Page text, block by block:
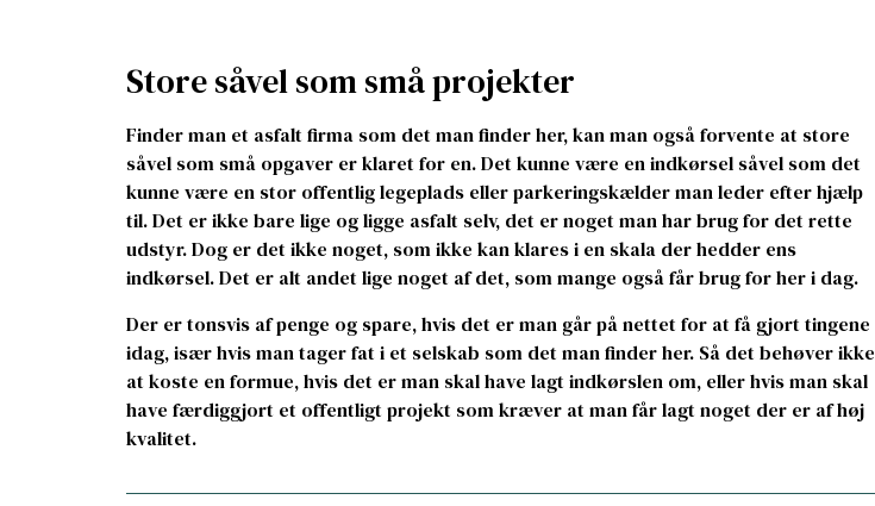
Store såvel som små projekter
Finder man et asfalt firma som det man finder her, kan man også forvente at store
såvel som små opgaver er klaret for en. Det kunne være en indkørsel såvel som det
kunne være en stor offentlig legeplads eller parkeringskælder man leder efter hjælp
til. Det er ikke bare lige og ligge asfalt selv, det er noget man har brug for det rette
udstyr. Dog er det ikke noget, som ikke kan klares i en skala der hedder ens
indkørsel. Det er alt andet lige noget af det, som mange også får brug for her i dag.
Der er tonsvis af penge og spare, hvis det er man går på nettet for at få gjort tingene
idag, især hvis man tager fat i et selskab som det man finder her. Så det behøver ikke
at koste en formue, hvis det er man skal have lagt indkørslen om, eller hvis man skal
have færdiggjort et offentligt projekt som kræver at man får lagt noget der er af høj
kvalitet.